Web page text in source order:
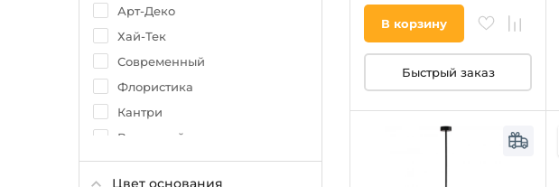
Арт-Деко
Хай-Тек
Современный
Флористика
Кантри
Восточный
Цвет основания
В корзину
Быстрый заказ